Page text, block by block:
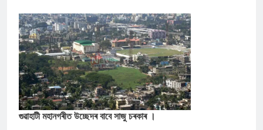
গুৱাহাটী মহানগৰীত উচ্ছেদৰ বাবে সাজু চৰকাৰ ।